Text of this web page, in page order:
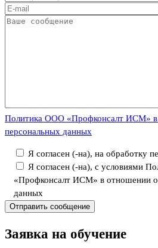
Политика ООО «Профконсалт ИСМ» в
персональных данных
Я согласен (-на), на обработку
Я согласен (-на), с условиями
«Профконсалт ИСМ» в отношении
данных
Заявка на обучение